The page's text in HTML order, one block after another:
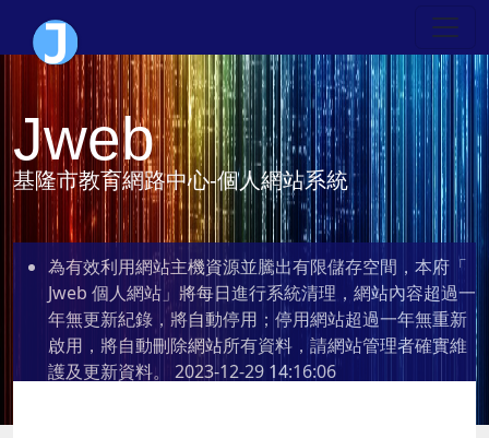
Jweb
基隆市教育網路中心-個人網站系統
為有效利用網站主機資源並騰出有限儲存空間，本府「
Jweb 個人網站」將每日進行系統清理，網站內容超過一
年無更新紀錄，將自動停用；停用網站超過一年無重新
啟用，將自動刪除網站所有資料，請網站管理者確實維
護及更新資料。 2023-12-29 14:16:06